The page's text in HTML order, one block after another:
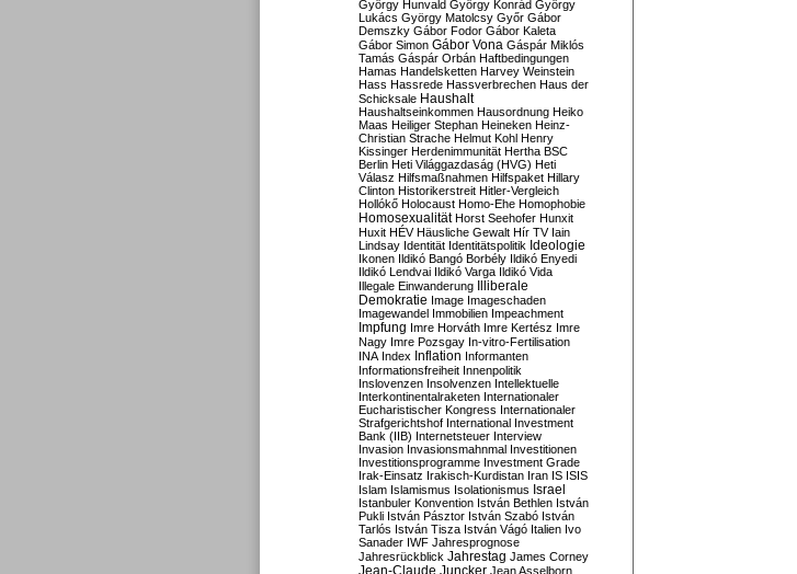
György Hunvald György Konrád György
Lukács György Matolcsy Győr Gábor
Demszky Gábor Fodor Gábor Kaleta
Gábor Simon Gábor Vona Gáspár Miklós
Tamás Gáspár Orbán Haftbedingungen
Hamas Handelsketten Harvey Weinstein
Hass Hassrede Hassverbrechen Haus der
Schicksale Haushalt
Haushaltseinkommen Hausordnung Heiko
Maas Heiliger Stephan Heineken Heinz-
Christian Strache Helmut Kohl Henry
Kissinger Herdenimmunität Hertha BSC
Berlin Heti Világgazdaság (HVG) Heti
Válasz Hilfsmaßnahmen Hilfspaket Hillary
Clinton Historikerstreit Hitler-Vergleich
Hollókő Holocaust Homo-Ehe Homophobie
Homosexualität Horst Seehofer Hunxit
Huxit HÉV Häusliche Gewalt Hír TV Iain
Lindsay Identität Identitätspolitik Ideologie
Ikonen Ildikó Bangó Borbély Ildikó Enyedi
Ildikó Lendvai Ildikó Varga Ildikó Vida
Illegale Einwanderung Illiberale
Demokratie Image Imageschaden
Imagewandel Immobilien Impeachment
Impfung Imre Horváth Imre Kertész Imre
Nagy Imre Pozsgay In-vitro-Fertilisation
INA Index Inflation Informanten
Informationsfreiheit Innenpolitik
Inslovenzen Insolvenzen Intellektuelle
Interkontinentalraketen Internationaler
Eucharistischer Kongress Internationaler
Strafgerichtshof International Investment
Bank (IIB) Internetsteuer Interview
Invasion Invasionsmahnmal Investitionen
Investitionsprogramme Investment Grade
Irak-Einsatz Irakisch-Kurdistan Iran IS ISIS
Islam Islamismus Isolationismus Israel
Istanbuler Konvention István Bethlen István
Pukli István Pásztor István Szabó István
Tarlós István Tisza István Vágó Italien Ivo
Sanader IWF Jahresprognose
Jahresrückblick Jahrestag James Corney
Jean-Claude Juncker Jean Asselborn